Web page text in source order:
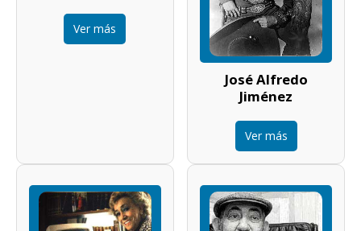
Ver más
José Alfredo
Jiménez
Ver más